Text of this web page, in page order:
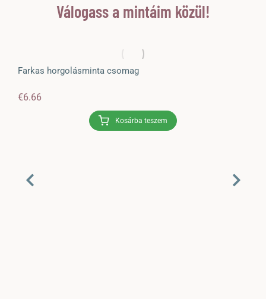
pdf olvasót használni.
megadott e-mailcímre érkezik meg a horgolásminta a számlával
együtt. Ha regisztrálsz az oldalon, a profilodnál mindig elérheted
Vásárlást megelőzőleg kérlek olvasd el az Általános szerződési
Válogass a mintáim közül!
Farkas horgolásminta csomag
€6.66
Kosárba teszem